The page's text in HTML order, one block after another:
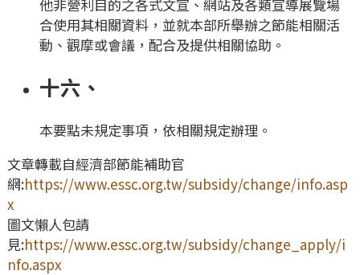
他非營利目的之各式文宣、網站及各類宣導展覽場
合使用其相關資料，並就本部所舉辦之節能相關活
動、觀摩或會議，配合及提供相關協助。
十六、
本要點未規定事項，依相關規定辦理。
文章轉載自經濟部節能補助官
網:https://www.essc.org.tw/subsidy/change/info.asp
x
圖文懶人包請
見:https://www.essc.org.tw/subsidy/change_apply/i
nfo.aspx